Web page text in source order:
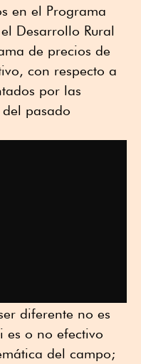
en el Programa
Desarrollo Rural
de precios de
con respecto a
por las
pasado
diferente no es
es o no efectivo
del campo;